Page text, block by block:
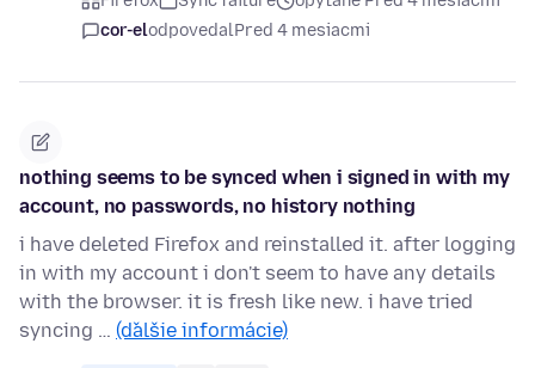
cor-elodpovedalPred 4 mesiacmi
nothing seems to be synced when i signed in with my
account, no passwords, no history nothing
i have deleted Firefox and reinstalled it. after logging
in with my account i don't seem to have any details
with the browser. it is fresh like new. i have tried
syncing … (ďalšie informácie)